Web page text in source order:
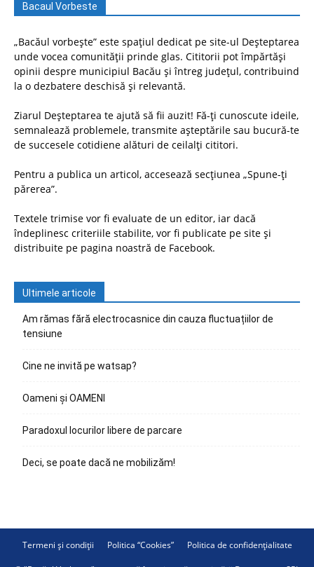
Bacaul Vorbeste
„Bacăul vorbește” este spațiul dedicat pe site-ul Deșteptarea
unde vocea comunității prinde glas. Cititorii pot împărtăși
opinii despre municipiul Bacău și întreg județul, contribuind
la o dezbatere deschisă și relevantă.
Ziarul Deșteptarea te ajută să fii auzit! Fă-ți cunoscute ideile,
semnalează problemele, transmite așteptările sau bucură-te
de succesele cotidiene alături de ceilalți cititori.
Pentru a publica un articol, accesează secțiunea „Spune-ți
părerea”.
Textele trimise vor fi evaluate de un editor, iar dacă
îndeplinesc criteriile stabilite, vor fi publicate pe site și
distribuite pe pagina noastră de Facebook.
Ultimele articole
Am rămas fără electrocasnice din cauza fluctuațiilor de
tensiune
Cine ne invită pe watsap?
Oameni și OAMENI
Paradoxul locurilor libere de parcare
Deci, se poate dacă ne mobilizăm!
Termeni și condiții Politica “Cookies” Politica de confidențialitate